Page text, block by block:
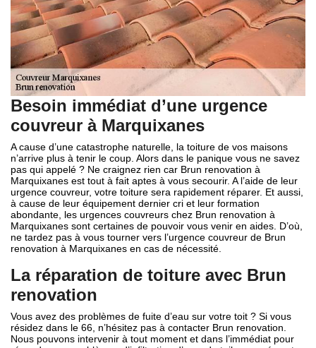
Besoin immédiat d’une urgence
couvreur à Marquixanes
A cause d’une catastrophe naturelle, la toiture de vos maisons
n’arrive plus à tenir le coup. Alors dans le panique vous ne savez
pas qui appelé ? Ne craignez rien car Brun renovation à
Marquixanes est tout à fait aptes à vous secourir. A l’aide de leur
urgence couvreur, votre toiture sera rapidement réparer. Et aussi,
à cause de leur équipement dernier cri et leur formation
abondante, les urgences couvreurs chez Brun renovation à
Marquixanes sont certaines de pouvoir vous venir en aides. D’où,
ne tardez pas à vous tourner vers l’urgence couvreur de Brun
renovation à Marquixanes en cas de nécessité.
La réparation de toiture avec Brun
renovation
Vous avez des problèmes de fuite d’eau sur votre toit ? Si vous
résidez dans le 66, n’hésitez pas à contacter Brun renovation.
Nous pouvons intervenir à tout moment et dans l’immédiat pour